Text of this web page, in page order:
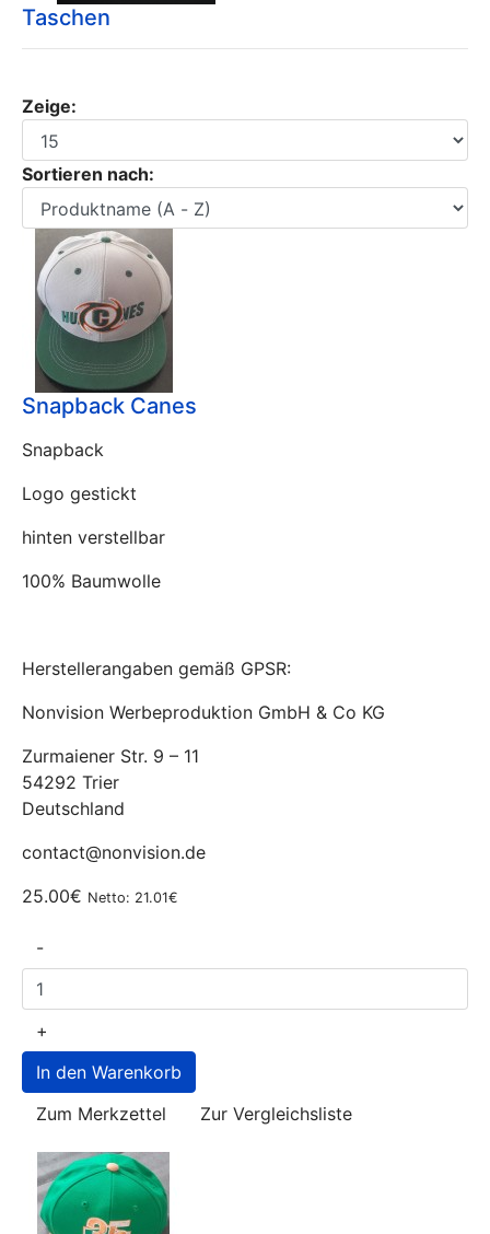
Taschen
Zeige:
Sortieren nach:
Snapback Canes
Snapback
Logo gestickt
hinten verstellbar
100% Baumwolle
Herstellerangaben gemäß GPSR:
Nonvision Werbeproduktion GmbH & Co KG
Zurmaiener Str. 9 – 11
54292 Trier
Deutschland
contact@nonvision.de
25.00€ Netto: 21.01€
-
+
Zum Merkzettel Zur Vergleichsliste